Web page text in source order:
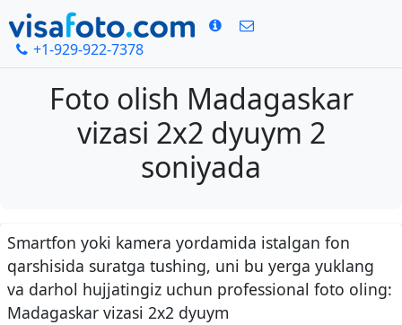
+1-929-922-7378
Foto olish Madagaskar
vizasi 2x2 dyuym 2
soniyada
Smartfon yoki kamera yordamida istalgan fon
qarshisida suratga tushing, uni bu yerga yuklang
va darhol hujjatingiz uchun professional foto oling:
Madagaskar vizasi 2x2 dyuym